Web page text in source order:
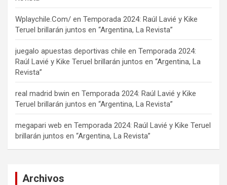
Wplaychile.Com/ en Temporada 2024: Raúl Lavié y Kike
Teruel brillarán juntos en “Argentina, La Revista”
juegalo apuestas deportivas chile en Temporada 2024:
Raúl Lavié y Kike Teruel brillarán juntos en “Argentina, La
Revista”
real madrid bwin en Temporada 2024: Raúl Lavié y Kike
Teruel brillarán juntos en “Argentina, La Revista”
megapari web en Temporada 2024: Raúl Lavié y Kike Teruel
brillarán juntos en “Argentina, La Revista”
Archivos